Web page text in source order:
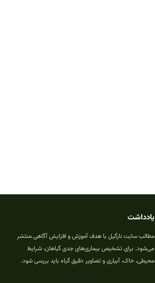
یادداشت
مطالب سایت نارگیل با هدف آموزش و افزایش آگاهی منتشر
می‌شود. برای تشخیص بیماری‌های جدی گیاهان، شرایط
محیطی، خاک، آبیاری و تصاویر دقیق گیاه باید بررسی شود.